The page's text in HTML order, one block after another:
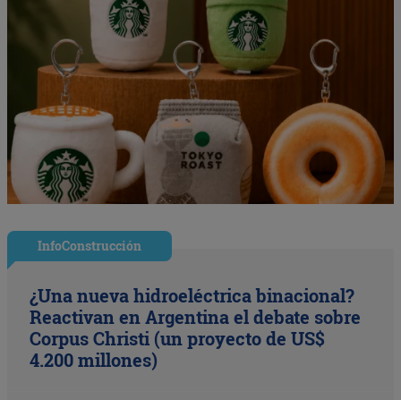
InfoConstrucción
¿Una nueva hidroeléctrica binacional?
Reactivan en Argentina el debate sobre
Corpus Christi (un proyecto de US$
4.200 millones)